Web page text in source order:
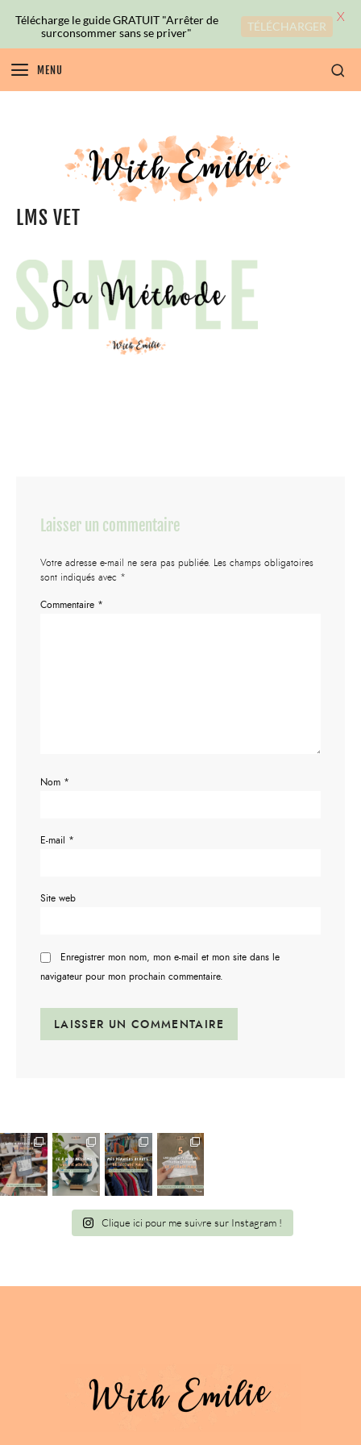
MENU
LMS VET
Laisser un commentaire
Votre adresse e-mail ne sera pas publiée. Les champs obligatoires
sont indiqués avec *
Commentaire *
Nom *
E-mail *
Site web
Enregistrer mon nom, mon e-mail et mon site dans le
navigateur pour mon prochain commentaire.
Clique ici pour me suivre sur Instagram !
Télécharge le guide GRATUIT "Arrêter de
surconsommer sans se priver"
TÉLÉCHARGER
X